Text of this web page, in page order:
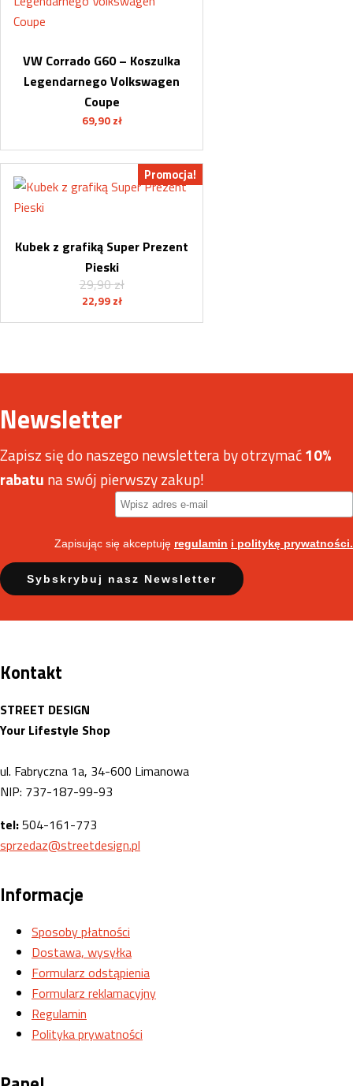
VW Corrado G60 – Koszulka
Legendarnego Volkswagen
Coupe
69,90 zł
Promocja!
Kubek z grafiką Super Prezent
Pieski
29,90zł
Pierwotna
22,99 złAktualna
Newsletter
Zapisz się do naszego newslettera by otrzymać10%
rabatu na swój pierwszy zakup!
Zapisując się akceptuję regulamin i politykę prywatności.
Kontakt
STREET DESIGN
Your Lifestyle Shop
ul. Fabryczna 1a, 34-600 Limanowa
NIP: 737-187-99-93
tel:504-161-773
sprzedaz@streetdesign.pl
Informacje
Sposoby płatności
Dostawa, wysyłka
Formularz odstąpienia
Formularz reklamacyjny
Regulamin
Polityka prywatności